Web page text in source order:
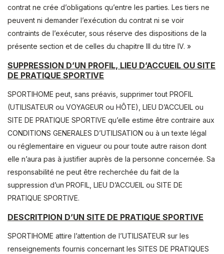
contrat ne crée d’obligations qu’entre les parties. Les tiers ne
peuvent ni demander l’exécution du contrat ni se voir
contraints de l’exécuter, sous réserve des dispositions de la
présente section et de celles du chapitre III du titre IV. »
SUPPRESSION D’UN PROFIL, LIEU D’ACCUEIL OU SITE
DE PRATIQUE SPORTIVE
SPORTIHOME peut, sans préavis, supprimer tout PROFIL
(UTILISATEUR ou VOYAGEUR ou HÔTE), LIEU D’ACCUEIL ou
SITE DE PRATIQUE SPORTIVE qu’elle estime être contraire aux
CONDITIONS GENERALES D’UTILISATION ou à un texte légal
ou réglementaire en vigueur ou pour toute autre raison dont
elle n’aura pas à justifier auprès de la personne concernée. Sa
responsabilité ne peut être recherchée du fait de la
suppression d’un PROFIL, LIEU D’ACCUEIL ou SITE DE
PRATIQUE SPORTIVE.
DESCRITPION D’UN SITE DE PRATIQUE SPORTIVE
SPORTIHOME attire l’attention de l’UTILISATEUR sur les
renseignements fournis concernant les SITES DE PRATIQUES